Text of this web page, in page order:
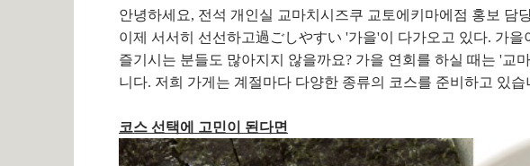
안녕하세요, 전석 개인실 교마치시즈쿠 교토에키마에점 홍보 담
이제 서서히 선선하고過ごしやすい '가을'이 다가오고 있다. 가
즐기시는 분들도 많아지지 않을까요? 가을 연회를 하실 때는 '교
니다. 저희 가게는 계절마다 다양한 종류의 코스를 준비하고 있습
코스 선택에 고민이 된다면